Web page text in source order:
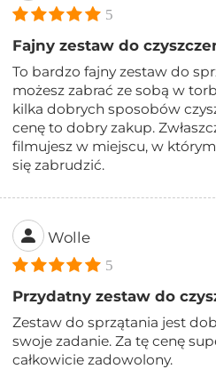
5
Fajny zestaw do
To bardzo fajny zestaw do
możesz zabrać ze sobą w
kilka dobrych sposobów
cenę to dobry zakup.
filmujesz w miejscu, w
się zabrudzić.
Wolle
5
Przydatny zestaw do
Zestaw do sprzątania jest
swoje zadanie. Za tę cenę
całkowicie zadowolony.